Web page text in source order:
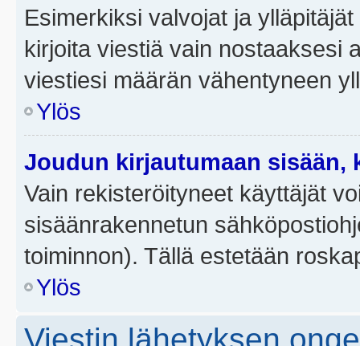
Esimerkiksi valvojat ja
kirjoita viestiä vain nostaaksesi
viestiesi määrän vähentyneen
Ylös
Joudun kirjautumaan sisään,
Vain rekisteröityneet käyttäjät
sisäänrakennetun
toiminnon). Tällä estetään
Ylös